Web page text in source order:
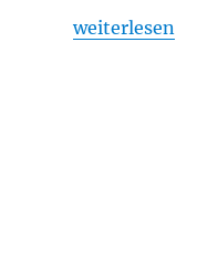
„Spiele des
weiterlesen